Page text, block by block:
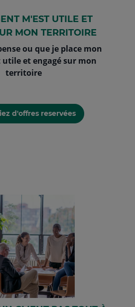
M'EST UTILE ET
MON TERRITOIRE
ou que je place mon
et engagé sur mon
territoire
d'offres reservées